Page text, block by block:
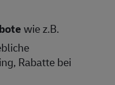
wie z.B.
Rabatte bei